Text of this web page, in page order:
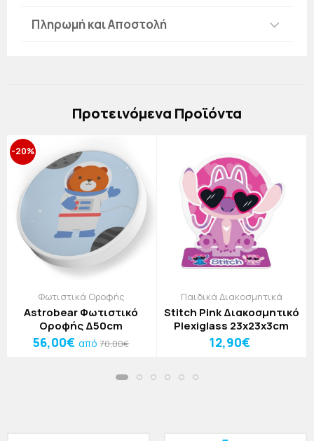
Πληρωμή και Αποστολή
Πρoτεινόμενα Προϊόντα
-20%
Φωτιστικά Οροφής
Astrobear Φωτιστικό
Οροφής Δ50cm
56,00€ από70,00€
Παιδικά Διακοσμητικά
Stitch Pink Διακοσμητικό
Plexiglass 23x23x3cm
12,90€